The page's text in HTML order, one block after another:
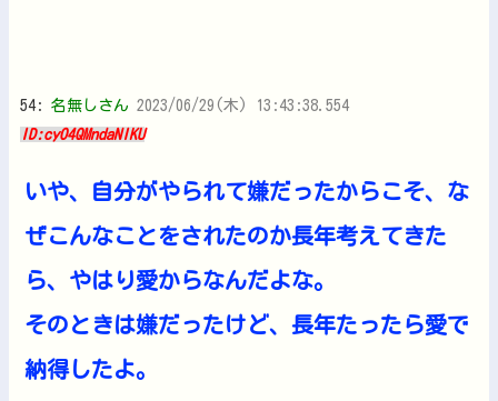
54: 名無しさん 2023/06/29(木) 13:43:38.554
ID:cyO4QMndaNIKU
いや、自分がやられて嫌だったからこそ、な
ぜこんなことをされたのか長年考えてきた
ら、やはり愛からなんだよな。
そのときは嫌だったけど、長年たったら愛で
納得したよ。